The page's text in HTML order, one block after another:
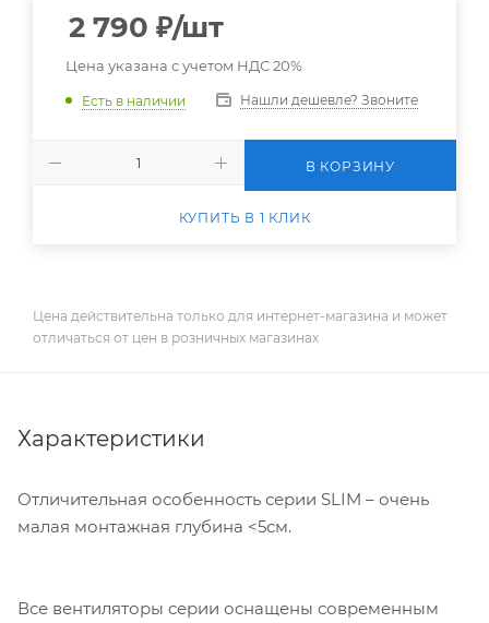
2 790 ₽/шт
Цена указана с учетом НДС 20%
Есть в наличии Нашли дешевле? Звоните
В КОРЗИНУ
КУПИТЬ В 1 КЛИК
Цена действительна только для интернет-магазина и может
отличаться от цен в розничных магазинах
Характеристики
Отличительная особенность серии SLIM – очень
малая монтажная глубина <5см.
Все вентиляторы серии оснащены современным